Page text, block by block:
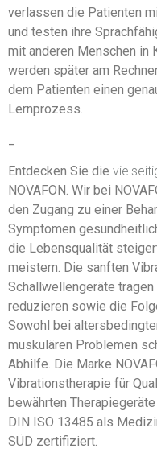
verlassen die Patienten
und testen ihre
mit anderen Menschen in
werden später am
dem Patienten einen
Lernprozess.
Entdecken Sie die
NOVAFON. Wir bei
den Zugang zu einer
Symptomen
die Lebensqualität
meistern. Die sanften
Schallwellengeräte
reduzieren sowie die
Sowohl bei
muskulären Problemen
Abhilfe. Die Marke
Vibrationstherapie für
bewährten Therapiegeräte
DIN ISO 13485 als
SÜD zertifiziert.